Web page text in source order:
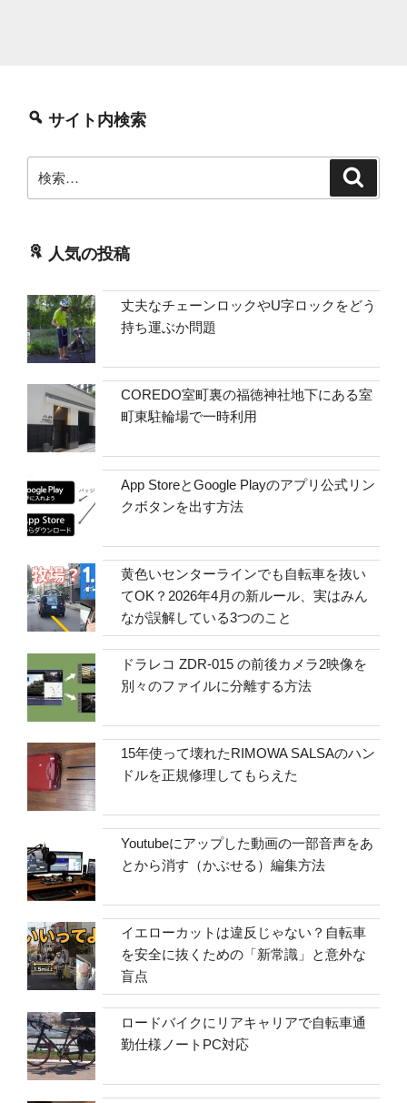
サイト内検索
索:
人気の投稿
丈夫なチェーンロックやU字ロックをどう
持ち運ぶか問題
COREDO室町裏の福徳神社地下にある室
町東駐輪場で一時利用
App StoreとGoogle Playのアプリ公式リン
クボタンを出す方法
黄色いセンターラインでも自転車を抜い
てOK？2026年4月の新ルール、実はみん
なが誤解している3つのこと
ドラレコ ZDR-015 の前後カメラ2映像を
別々のファイルに分離する方法
15年使って壊れたRIMOWA SALSAのハン
ドルを正規修理してもらえた
Youtubeにアップした動画の一部音声をあ
とから消す（かぶせる）編集方法
イエローカットは違反じゃない？自転車
を安全に抜くための「新常識」と意外な
盲点
ロードバイクにリアキャリアで自転車通
勤仕様ノートPC対応